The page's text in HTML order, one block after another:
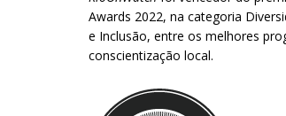
Awards 2022, na categoria
e Inclusão, entre os melhores
conscientização local.